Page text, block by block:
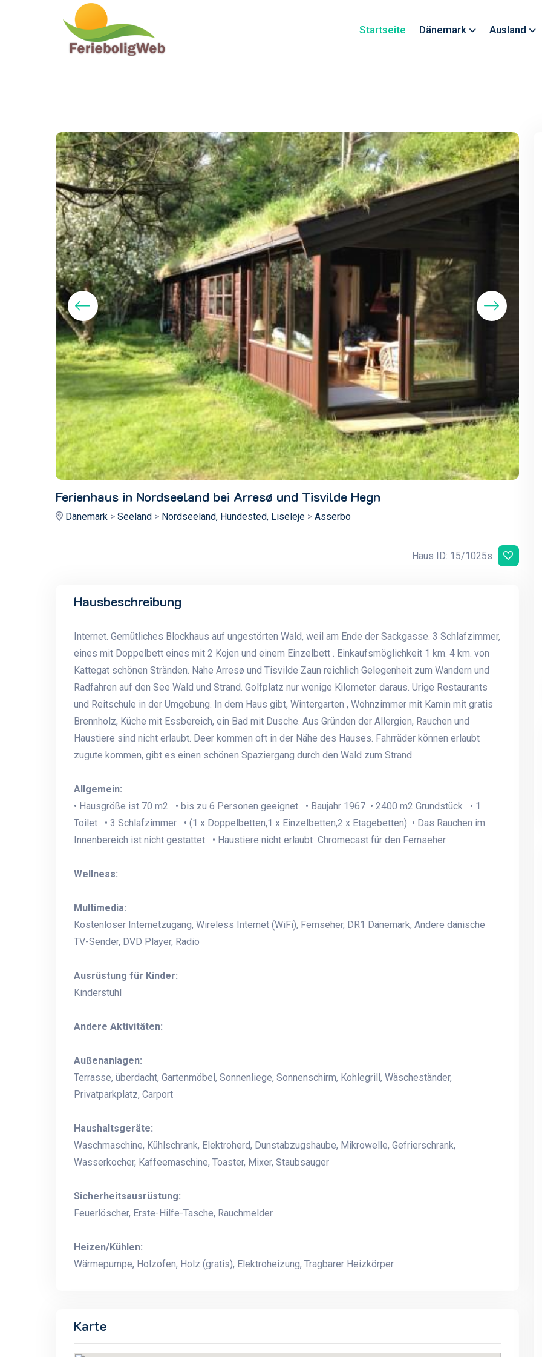
Startseite Dänemark Ausland
Ferienhaus in Nordseeland bei Arresø und Tisvilde Hegn
Dänemark> Seeland> Nordseeland, Hundested, Liseleje> Asserbo
Haus ID: 15/1025s
Hausbeschreibung
Internet. Gemütliches Blockhaus auf ungestörten Wald, weil am Ende der Sackgasse. 3 Schlafzimmer,
eines mit Doppelbett eines mit 2 Kojen und einem Einzelbett . Einkaufsmöglichkeit 1 km. 4 km. von
Kattegat schönen Stränden. Nahe Arresø und Tisvilde Zaun reichlich Gelegenheit zum Wandern und
Radfahren auf den See Wald und Strand. Golfplatz nur wenige Kilometer. daraus. Urige Restaurants
und Reitschule in der Umgebung. In dem Haus gibt, Wintergarten , Wohnzimmer mit Kamin mit gratis
Brennholz, Küche mit Essbereich, ein Bad mit Dusche. Aus Gründen der Allergien, Rauchen und
Haustiere sind nicht erlaubt. Deer kommen oft in der Nähe des Hauses. Fahrräder können erlaubt
zugute kommen, gibt es einen schönen Spaziergang durch den Wald zum Strand.
Allgemein:
• Hausgröße ist 70 m2 • bis zu 6 Personen geeignet • Baujahr 1967 • 2400 m2 Grundstück • 1
Toilet • 3 Schlafzimmer • (1 x Doppelbetten,1 x Einzelbetten,2 x Etagebetten) • Das Rauchen im
Innenbereich ist nicht gestattet • Haustiere nichterlaubt Chromecast für den Fernseher
Wellness:
Multimedia:
Kostenloser Internetzugang, Wireless Internet (WiFi), Fernseher, DR1 Dänemark, Andere dänische
TV-Sender, DVD Player, Radio
Ausrüstung für Kinder:
Kinderstuhl
Andere Aktivitäten:
Außenanlagen:
Terrasse, überdacht, Gartenmöbel, Sonnenliege, Sonnenschirm, Kohlegrill, Wäscheständer,
Privatparkplatz, Carport
Haushaltsgeräte:
Waschmaschine, Kühlschrank, Elektroherd, Dunstabzugshaube, Mikrowelle, Gefrierschrank,
Wasserkocher, Kaffeemaschine, Toaster, Mixer, Staubsauger
Sicherheitsausrüstung:
Feuerlöscher, Erste-Hilfe-Tasche, Rauchmelder
Heizen/Kühlen:
Wärmepumpe, Holzofen, Holz (gratis), Elektroheizung, Tragbarer Heizkörper
Karte
Lakefront Villa Vrådal,
Luxusvilla direkt am